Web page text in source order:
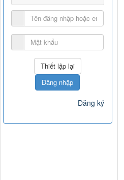
Đăng nhập
Đăng ký